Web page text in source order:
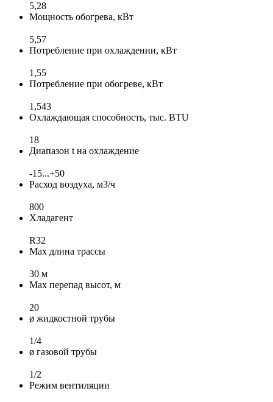
5,28
Мощность обогрева, кВт
5,57
Потребление при охлаждении, кВт
1,55
Потребление при обогреве, кВт
1,543
Охлаждающая способность, тыс. BTU
18
Диапазон t на охлаждение
-15...+50
Расход воздуха, м3/ч
800
Хладагент
R32
Max длина трассы
30 м
Max перепад высот, м
20
ø жидкостной трубы
1/4
ø газовой трубы
1/2
Режим вентиляции